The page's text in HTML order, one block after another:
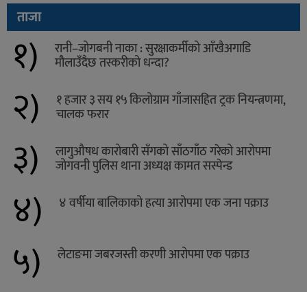
ताजा
१) रानी–जोगबनी नाका : सुरक्षाकर्मीको आँखैअगाडि
मौलाउँदैछ तस्करीको धन्दा?
२) १ हजार ३ सय १५ किलोग्राम गाँजासहित ट्रक नियन्त्रणमा,
चालक फरार
३) लागुऔषध कारोबारी सँगको साँठगाँठ गरेको आरोपमा
जोगवनी पुलिस थाना अध्यक्ष कामत सस्पेन्ड
४) ४ वर्षीया बालिकाको हत्या आरोपमा एक जना पक्राउ
५) लेटाङमा जबरजस्ती करणी आरोपमा एक पक्राउ